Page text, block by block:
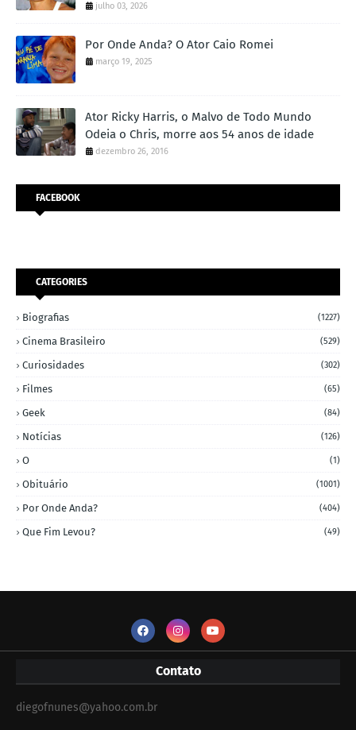
julho 03, 2026
Por Onde Anda? O Ator Caio Romei
março 19, 2025
Ator Ricky Harris, o Malvo de Todo Mundo
Odeia o Chris, morre aos 54 anos de idade
dezembro 26, 2016
FACEBOOK
CATEGORIES
Biografias (1227)
Cinema Brasileiro (529)
Curiosidades (302)
Filmes (65)
Geek (84)
Notícias (126)
O (1)
Obituário (1001)
Por Onde Anda? (404)
Que Fim Levou? (49)
Contato
diegofnunes@yahoo.com.br